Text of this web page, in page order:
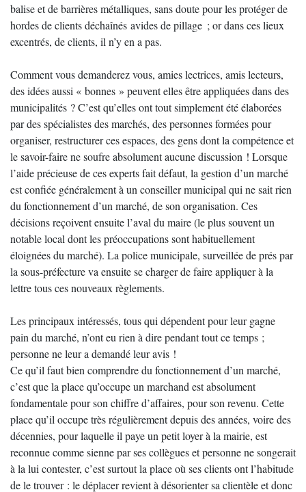
balise et de barrières métalliques, sans doute pour les protéger de
hordes de clients déchaînés avides de pillage ; or dans ces lieux
excentrés, de clients, il n’y en a pas.
Comment vous demanderez vous, amies lectrices, amis lecteurs,
des idées aussi « bonnes » peuvent elles être appliquées dans des
municipalités ? C’est qu’elles ont tout simplement été élaborées
par des spécialistes des marchés, des personnes formées pour
organiser, restructurer ces espaces, des gens dont la compétence et
le savoir-faire ne soufre absolument aucune discussion ! Lorsque
l’aide précieuse de ces experts fait défaut, la gestion d’un marché
est confiée généralement à un conseiller municipal qui ne sait rien
du fonctionnement d’un marché, de son organisation. Ces
décisions reçoivent ensuite l’aval du maire (le plus souvent un
notable local dont les préoccupations sont habituellement
éloignées du marché). La police municipale, surveillée de prés par
la sous-préfecture va ensuite se charger de faire appliquer à la
lettre tous ces nouveaux règlements.
Les principaux intéressés, tous qui dépendent pour leur gagne
pain du marché, n’ont eu rien à dire pendant tout ce temps ;
personne ne leur a demandé leur avis !
Ce qu’il faut bien comprendre du fonctionnement d’un marché,
c’est que la place qu’occupe un marchand est absolument
fondamentale pour son chiffre d’affaires, pour son revenu. Cette
place qu’il occupe très régulièrement depuis des années, voire des
décennies, pour laquelle il paye un petit loyer à la mairie, est
reconnue comme sienne par ses collègues et personne ne songerait
à la lui contester, c’est surtout la place où ses clients ont l’habitude
de le trouver : le déplacer revient à désorienter sa clientèle et donc